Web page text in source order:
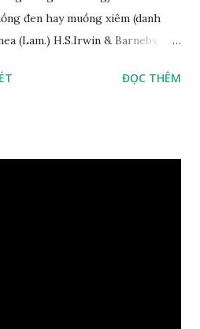
đen hay muồng xiêm (danh
(Lam.) H.S.Irwin & Barneby,
sản ở vùng Đông Nam Á. Ở Việt
ĐỌC THÊM